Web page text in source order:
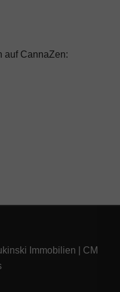
auf CannaZen:
Immobilien
CM